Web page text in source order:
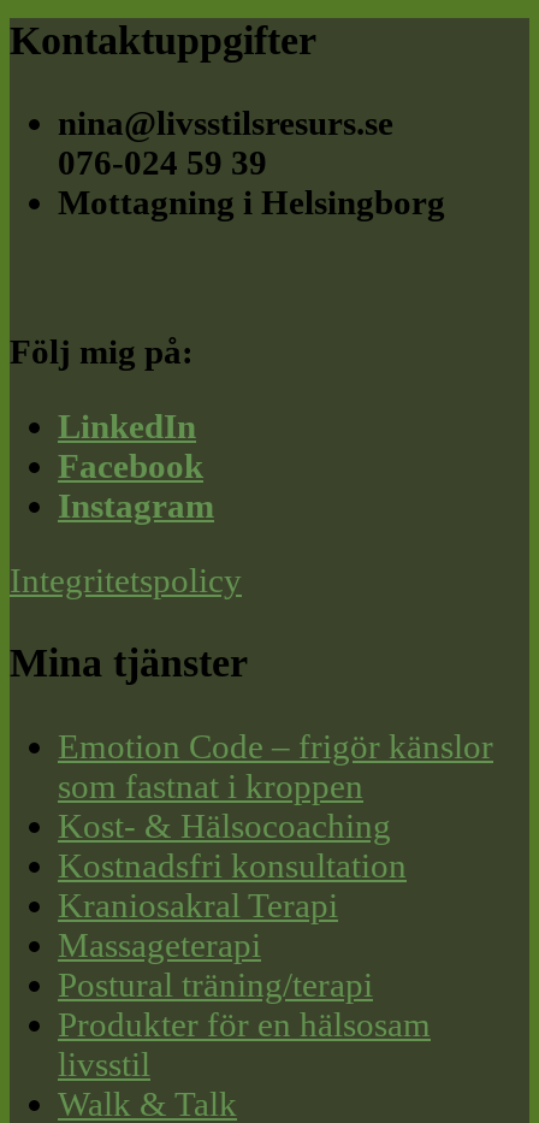
Footer
Kontaktuppgifter
nina@livsstilsresurs.se
076-024 59 39
Mottagning i Helsingborg
Följ mig på:
LinkedIn
Facebook
Instagram
Integritetspolicy
Mina tjänster
Emotion Code – frigör känslor
som fastnat i kroppen
Kost- & Hälsocoaching
Kostnadsfri konsultation
Kraniosakral Terapi
Massageterapi
Postural träning/terapi
Produkter för en hälsosam
livsstil
Walk & Talk